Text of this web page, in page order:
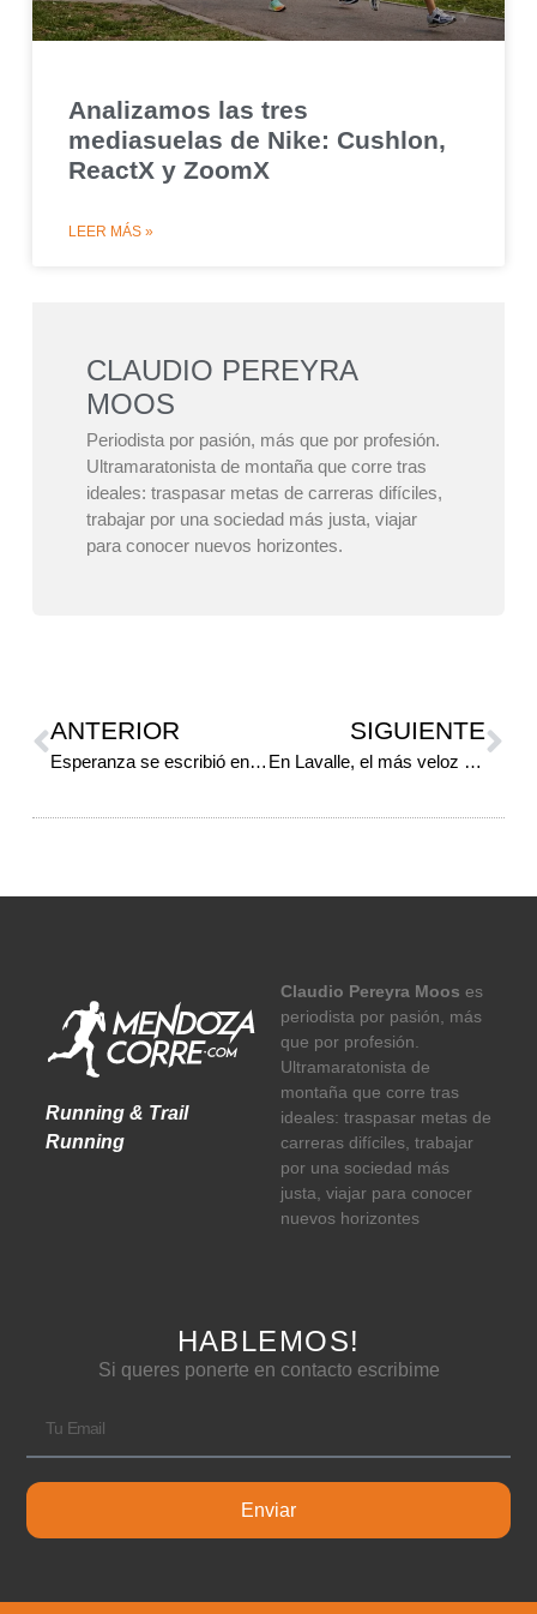
Analizamos las tres
mediasuelas de Nike: Cushlon,
ReactX y ZoomX
LEER MÁS »
CLAUDIO PEREYRA
MOOS
Periodista por pasión, más que por profesión.
Ultramaratonista de montaña que corre tras
ideales: traspasar metas de carreras difíciles,
trabajar por una sociedad más justa, viajar
para conocer nuevos horizontes.
ANTERIOR
Esperanza se escribió en “Castellano”
SIGUIENTE
En Lavalle, el más veloz fue Obando
Running & Trail
Running
Claudio Pereyra Moos es
periodista por pasión, más
que por profesión.
Ultramaratonista de
montaña que corre tras
ideales: traspasar metas de
carreras difíciles, trabajar
por una sociedad más
justa, viajar para conocer
nuevos horizontes
HABLEMOS!
Si queres ponerte en contacto escribime
Enviar